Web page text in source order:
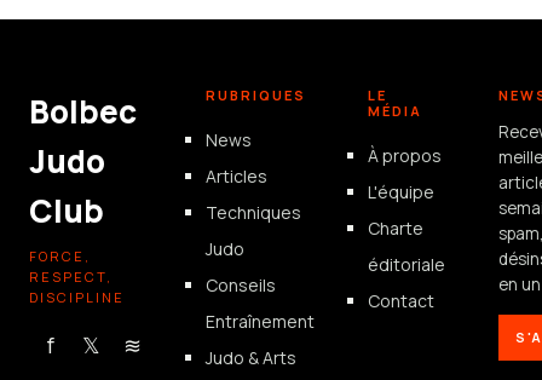
Bolbec
Judo
Club
FORCE,
RESPECT,
DISCIPLINE
f 𝕏 ≋
RUBRIQUES
News
Articles
Techniques
Judo
Conseils
Entraînement
Judo & Arts
LE
MÉDIA
À propos
L'équipe
Charte
éditoriale
Contact
en